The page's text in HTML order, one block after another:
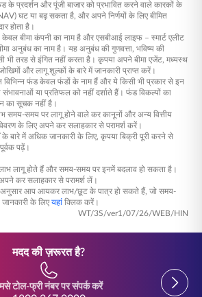
के प्रदर्शन और पूंजी बाजार को प्रभावित करने वाले कारकों के
घट या बढ़ सकता है, और अपने निर्णयों के लिए बीमित
होता है।
बीमा कंपनी का नाम है और एसबीआई लाइफ – स्मार्ट एलीट
अनुबंध का नाम है। यह अनुबंध की गुणवत्ता, भविष्य की
भी तरह से इंगित नहीं करता है। कृपया अपने बीमा एजेंट, मध्यस्थ
और लागू शुल्कों के बारे में जानकारी प्राप्त करें।
विभिन्न फंड केवल फंडों के नाम हैं और ये किसी भी प्रकार से इन
संभावनाओं या प्रतिफल को नहीं दर्शाते हैं। फंड विकल्पों का
का सूचक नहीं है।
समय-समय पर लागू होने वाले कर कानूनों और अन्य वित्तीय
के लिए अपने कर सलाहकार से परामर्श करें।
के बारे में अधिक जानकारी के लिए, कृपया बिक्री पूरी करने से
पढ़ें।
लागू होते हैं और समय-समय पर इनमें बदलाव हो सकता है।
कर सलाहकार से परामर्श लें।
आप आयकर लाभ/छूट के पात्र हो सकते हैं, जो समय-
के लिए यहां क्लिक करें।
WT/3S/ver1/07/26/WEB/HIN
मदद की ज़रूरत है?
टोल-फ्री नंबर पर संपर्क करें
Previous